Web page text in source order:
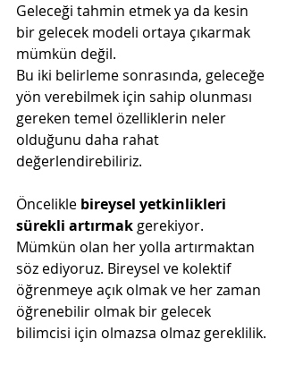
Geleceği tahmin etmek ya da kesin
bir gelecek modeli ortaya çıkarmak
mümkün değil.
Bu iki belirleme sonrasında, geleceğe
yön verebilmek için sahip olunması
gereken temel özelliklerin neler
olduğunu daha rahat
değerlendirebiliriz.
Öncelikle bireysel yetkinlikleri
sürekli artırmak gerekiyor.
Mümkün olan her yolla artırmaktan
söz ediyoruz. Bireysel ve kolektif
öğrenmeye açık olmak ve her zaman
öğrenebilir olmak bir gelecek
bilimcisi için olmazsa olmaz gereklilik.